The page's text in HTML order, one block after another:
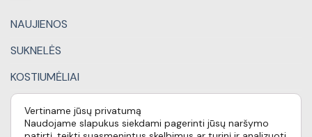
NAUJIENOS
SUKNELĖS
KOSTIUMĖLIAI
KITI DRABUŽIAI
DOVANŲ KUPONAI
Vertiname jūsų privatumą
Naudojame slapukus siekdami pagerinti jūsų naršymo